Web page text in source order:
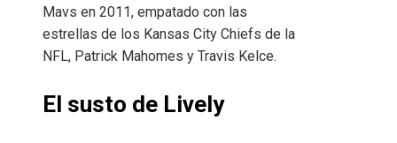
Mavs en 2011, empatado con las
estrellas de los Kansas City Chiefs de la
NFL, Patrick Mahomes y Travis Kelce.
El susto de Lively